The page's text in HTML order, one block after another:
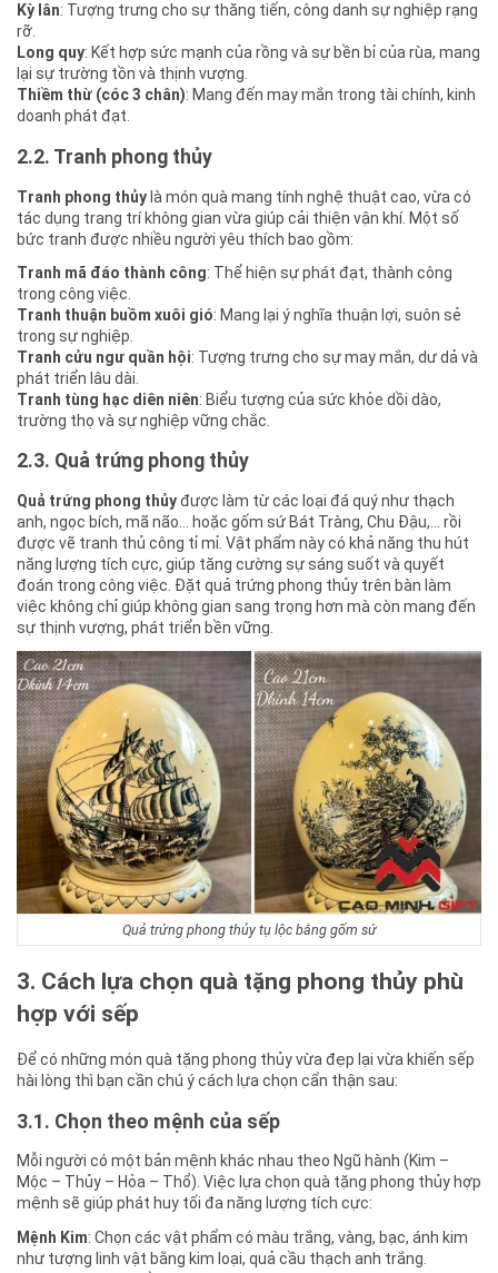
Kỳ lân: Tượng trưng cho sự thăng tiến, công danh sự nghiệp rạng
rỡ.
Long quy: Kết hợp sức mạnh của rồng và sự bền bỉ của rùa, mang
lại sự trường tồn và thịnh vượng.
Thiềm thừ (cóc 3 chân): Mang đến may mắn trong tài chính, kinh
doanh phát đạt.
2.2. Tranh phong thủy
Tranh phong thủylà món quà mang tính nghệ thuật cao, vừa có
tác dụng trang trí không gian vừa giúp cải thiện vận khí. Một số
bức tranh được nhiều người yêu thích bao gồm:
Tranh mã đáo thành công: Thể hiện sự phát đạt, thành công
trong công việc.
Tranh thuận buồm xuôi gió: Mang lại ý nghĩa thuận lợi, suôn sẻ
trong sự nghiệp.
Tranh cửu ngư quần hội: Tượng trưng cho sự may mắn, dư dả và
phát triển lâu dài.
Tranh tùng hạc diên niên: Biểu tượng của sức khỏe dồi dào,
trường thọ và sự nghiệp vững chắc.
2.3. Quả trứng phong thủy
Quả trứng phong thủyđược làm từ các loại đá quý như thạch
anh, ngọc bích, mã não… hoặc gốm sứ Bát Tràng, Chu Đậu,… rồi
được vẽ tranh thủ công tỉ mỉ. Vật phẩm này có khả năng thu hút
năng lượng tích cực, giúp tăng cường sự sáng suốt và quyết
đoán trong công việc. Đặt quả trứng phong thủy trên bàn làm
việc không chỉ giúp không gian sang trọng hơn mà còn mang đến
sự thịnh vượng, phát triển bền vững.
Quả trứng phong thủy tụ lộc bằng gốm sứ
3. Cách lựa chọn quà tặng phong thủy phù
hợp với sếp
Để có những món quà tặng phong thủy vừa đẹp lại vừa khiến sếp
hài lòng thì bạn cần chú ý cách lựa chọn cẩn thận sau:
3.1. Chọn theo mệnh của sếp
Mỗi người có một bản mệnh khác nhau theo Ngũ hành (Kim –
Mộc – Thủy – Hỏa – Thổ). Việc lựa chọn quà tặng phong thủy hợp
mệnh sẽ giúp phát huy tối đa năng lượng tích cực:
Mệnh Kim: Chọn các vật phẩm có màu trắng, vàng, bạc, ánh kim
như tượng linh vật bằng kim loại, quả cầu thạch anh trắng.